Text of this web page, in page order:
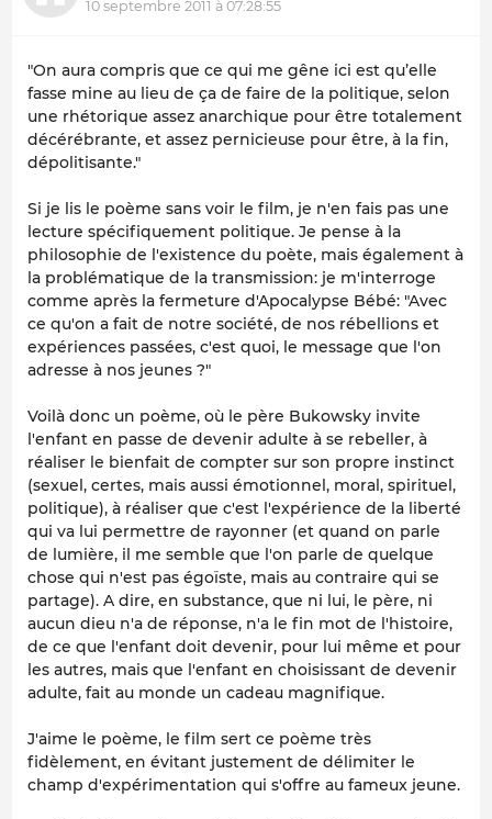
10 septembre 2011 à 07:28:55
"On aura compris que ce qui me gêne ici est qu’elle
fasse mine au lieu de ça de faire de la politique, selon
une rhétorique assez anarchique pour être totalement
décérébrante, et assez pernicieuse pour être, à la fin,
dépolitisante."
Si je lis le poème sans voir le film, je n'en fais pas une
lecture spécifiquement politique. Je pense à la
philosophie de l'existence du poète, mais également à
la problématique de la transmission: je m'interroge
comme après la fermeture d'Apocalypse Bébé: "Avec
ce qu'on a fait de notre société, de nos rébellions et
expériences passées, c'est quoi, le message que l'on
adresse à nos jeunes ?"
Voilà donc un poème, où le père Bukowsky invite
l'enfant en passe de devenir adulte à se rebeller, à
réaliser le bienfait de compter sur son propre instinct
(sexuel, certes, mais aussi émotionnel, moral, spirituel,
politique), à réaliser que c'est l'expérience de la liberté
qui va lui permettre de rayonner (et quand on parle
de lumière, il me semble que l'on parle de quelque
chose qui n'est pas égoïste, mais au contraire qui se
partage). A dire, en substance, que ni lui, le père, ni
aucun dieu n'a de réponse, n'a le fin mot de l'histoire,
de ce que l'enfant doit devenir, pour lui même et pour
les autres, mais que l'enfant en choisissant de devenir
adulte, fait au monde un cadeau magnifique.
J'aime le poème, le film sert ce poème très
fidèlement, en évitant justement de délimiter le
champ d'expérimentation qui s'offre au fameux jeune.